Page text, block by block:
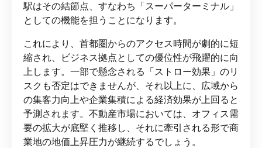
駅はその結節点、すなわち「スーパーターミナル」
としての機能を担うことになります。
これにより、首都圏からのアクセス時間が劇的に短
縮され、ビジネス拠点としての優位性が飛躍的に向
上します。一部で懸念される「ストロー効果」のリ
スクも否定はできませんが、それ以上に、広域から
の集客力向上や企業集積による経済効果が上回ると
予測されます。不動産市場においては、オフィス需
要の拡大が底堅く推移し、それに牽引される形で商
業地の地価上昇圧力が継続するでしょう。